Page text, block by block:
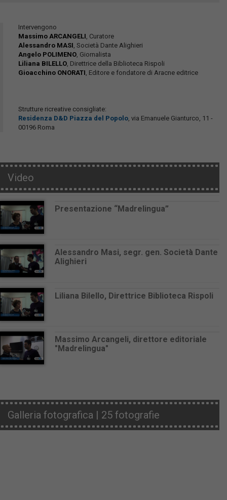
Intervengono
Massimo ARCANGELI, Curatore
Alessandro MASI, Società Dante Alighieri
Angelo POLIMENO, Giornalista
Liliana BILELLO, Direttrice della Biblioteca Rispoli
Gioacchino ONORATI, Editore e fondatore di Aracne editrice
Strutture ricreative consigliate:
Residenza D&D Piazza del Popolo, via Emanuele Gianturco, 11 -
00196 Roma
Video
Presentazione “Madrelingua”
Alessandro Masi, segr. gen. Società Dante
Alighieri
Liliana Bilello, Direttrice Biblioteca Rispoli
Massimo Arcangeli, direttore editoriale
"Madrelingua"
Galleria fotografica | 25 fotografie